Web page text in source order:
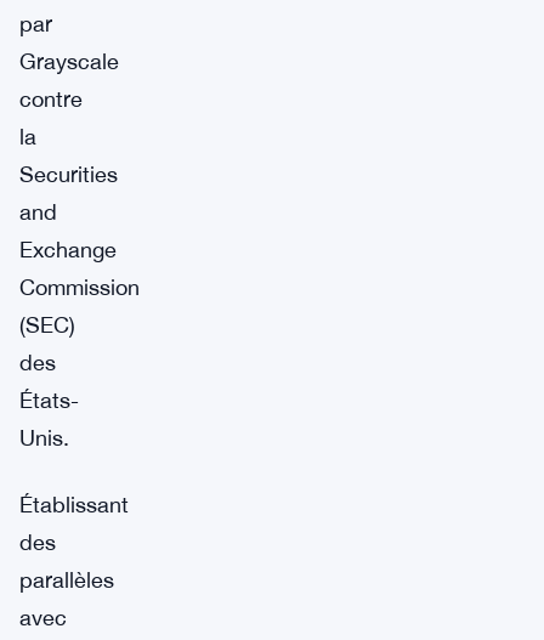
par
Grayscale
contre
la
Securities
and
Exchange
Commission
(SEC)
des
États-
Unis.
Établissant
des
parallèles
avec